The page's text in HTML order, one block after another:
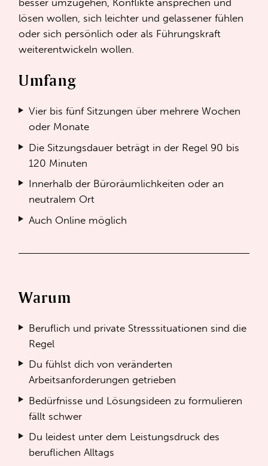
lösen wollen, sich leichter und gelassener fühlen
oder sich persönlich oder als Führungskraft
weiterentwickeln wollen.
Umfang
Vier bis fünf Sitzungen über mehrere Wochen
oder Monate
Die Sitzungsdauer beträgt in der Regel 90 bis
120 Minuten
Innerhalb der Büroräumlichkeiten oder an
neutralem Ort
Auch Online möglich
Warum
Beruflich und private Stresssituationen sind die
Regel
Du fühlst dich von veränderten
Arbeitsanforderungen getrieben
Bedürfnisse und Lösungsideen zu formulieren
fällt schwer
Du leidest unter dem Leistungsdruck des
beruflichen Alltags